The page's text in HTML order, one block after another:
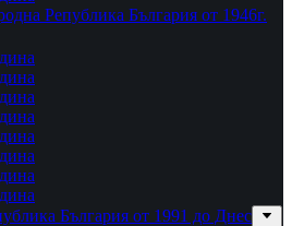
Република България от 1946г.
България от 1991 до Днес